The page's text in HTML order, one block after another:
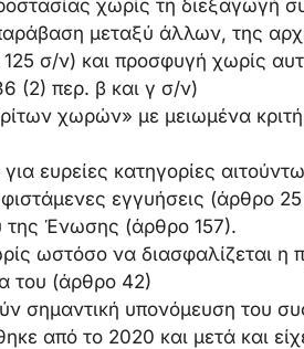
χωρίς τη διεξαγωγή
μεταξύ άλλων, της
σ/ν) και προσφυγή χωρίς
(2) περ. β και γ σ/ν)
χωρών» με μειωμένα
ευρείες κατηγορίες
εγγυήσεις (άρθρο
της Ένωσης (άρθρο 157).
ωστόσο να διασφαλίζεται η
του (άρθρο 42)
σημαντική υπονόμευση του
από το 2020 και μετά και